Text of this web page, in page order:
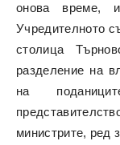
онова време,
Учредителното
столица
разделение на
на
министрите, ред